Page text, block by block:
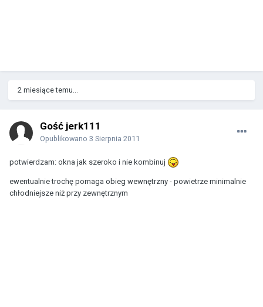
2 miesiące temu...
Gość jerk111
Opublikowano 3 Sierpnia 2011
potwierdzam: okna jak szeroko i nie kombinuj
ewentualnie trochę pomaga obieg wewnętrzny - powietrze minimalnie
chłodniejsze niż przy zewnętrznym